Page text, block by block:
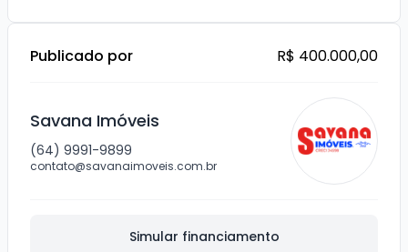
Publicado por R$ 400.000,00
Savana Imóveis
(64) 9991-9899
contato@savanaimoveis.com.br
Simular financiamento